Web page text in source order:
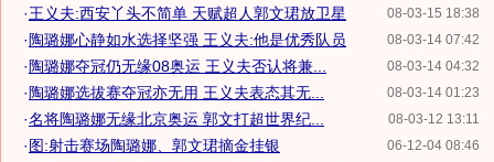
08-03-15 18:38
·王义夫:西安丫头不简单 天赋超人郭文珺放卫星
08-03-14 07:42
· 陶璐娜心静如水选择坚强 王义夫:他是优秀队员
08-03-14 04:32
· 陶璐娜夺冠仍无缘08奥运 王义夫否认将兼...
08-03-14 01:23
· 陶璐娜选拔赛夺冠亦无用 王义夫表态其无...
08-03-12 13:11
·名将陶璐娜无缘北京奥运 郭文打超世界纪...
06-12-04 08:46
·图:射击赛场陶璐娜、郭文珺摘金挂银